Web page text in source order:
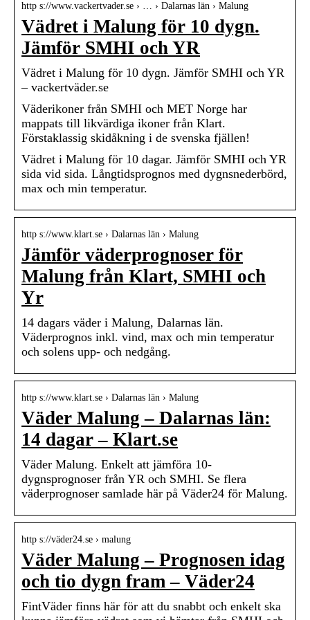
http s://www.vackertvader.se › … › Dalarnas län › Malung
Vädret i Malung för 10 dygn.
Jämför SMHI och YR
Vädret i Malung för 10 dygn. Jämför SMHI och YR
– vackertväder.se
Väderikoner från SMHI och MET Norge har
mappats till likvärdiga ikoner från Klart.
Förstaklassig skidåkning i de svenska fjällen!
Vädret i Malung för 10 dagar. Jämför SMHI och YR
sida vid sida. Långtidsprognos med dygnsnederbörd,
max och min temperatur.
http s://www.klart.se › Dalarnas län › Malung
Jämför väderprognoser för
Malung från Klart, SMHI och
Yr
14 dagars väder i Malung, Dalarnas län.
Väderprognos inkl. vind, max och min temperatur
och solens upp- och nedgång.
http s://www.klart.se › Dalarnas län › Malung
Väder Malung – Dalarnas län:
14 dagar – Klart.se
Väder Malung. Enkelt att jämföra 10-
dygnsprognoser från YR och SMHI. Se flera
väderprognoser samlade här på Väder24 för Malung.
http s://väder24.se › malung
Väder Malung – Prognosen idag
och tio dygn fram – Väder24
FintVäder finns här för att du snabbt och enkelt ska